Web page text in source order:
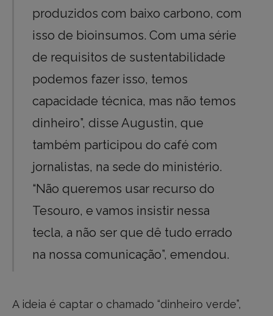
produzidos com baixo carbono, com
isso de bioinsumos. Com uma série
de requisitos de sustentabilidade
podemos fazer isso, temos
capacidade técnica, mas não temos
dinheiro”, disse Augustin, que
também participou do café com
jornalistas, na sede do ministério.
“Não queremos usar recurso do
Tesouro, e vamos insistir nessa
tecla, a não ser que dê tudo errado
na nossa comunicação”, emendou.
A ideia é captar o chamado “dinheiro verde”,